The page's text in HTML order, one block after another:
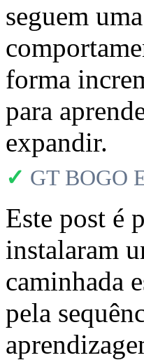
seguem
forma
para
expandir.
✓ GT BOGO
Este post é
instalaram
caminhada
pela